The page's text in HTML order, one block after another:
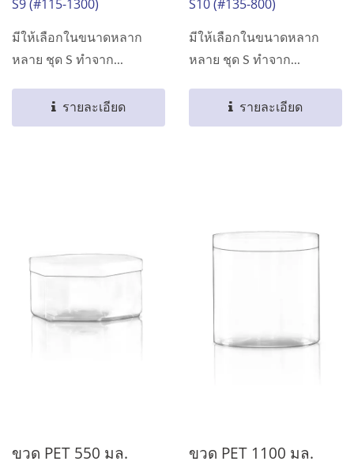
S9 (#115-1300)
มีให้เลือกในขนาดหลาก
หลาย ชุด S ทำจาก...
รายละเอียด
S10 (#135-800)
มีให้เลือกในขนาดหลาก
หลาย ชุด S ทำจาก...
รายละเอียด
ขวด PET 550 มล.
ขวด PET 1100 มล.